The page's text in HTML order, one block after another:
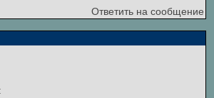
Ответить на сообщение